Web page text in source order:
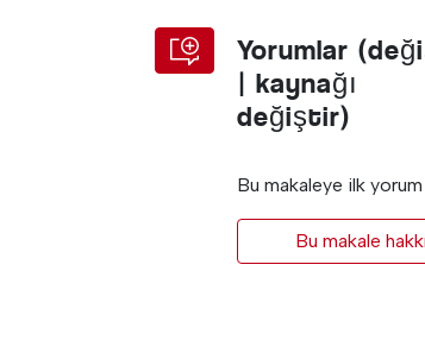
Yorumlar
| kaynağı
değiştir)
Bu makaleye ilk
Bu makale